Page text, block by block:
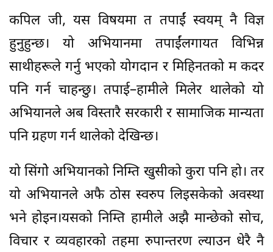
कपिल जी, यस विषयमा त तपाईं स्वयम् नै विज्ञ
हुनुहुन्छ। यो अभियानमा तपाईंलगायत विभिन्न
साथीहरूले गर्नु भएको योगदान र मिहिनतको म कदर
पनि गर्न चाहन्छु। तपाई–हामीले मिलेर थालेको यो
अभियानले अब विस्तारै सरकारी र सामाजिक मान्यता
पनि ग्रहण गर्न थालेको देखिन्छ।
यो सिंगोे अभियानको निम्ति खुसीको कुरा पनि हो। तर
यो अभियानले अफै ठोस स्वरुप लिइसकेको अवस्था
भने होइन।यसको निम्ति हामीले अझै मान्छेको सोच,
विचार र व्यवहारको तहमा रुपान्तरण ल्याउन धेरै नै